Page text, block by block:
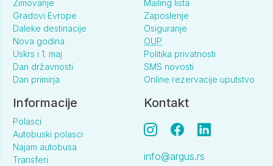
Zimovanje
Gradovi Evrope
Daleke destinacije
Nova godina
Uskrs i 1. maj
Dan državnosti
Dan primirja
Mailing lista
Zaposlenje
Osiguranje
OUP
Politika privatnosti
SMS novosti
Online rezervacije uputstvo
Informacije
Polasci
Autobuski polasci
Najam autobusa
Transferi
Kontakt
info@argus.rs